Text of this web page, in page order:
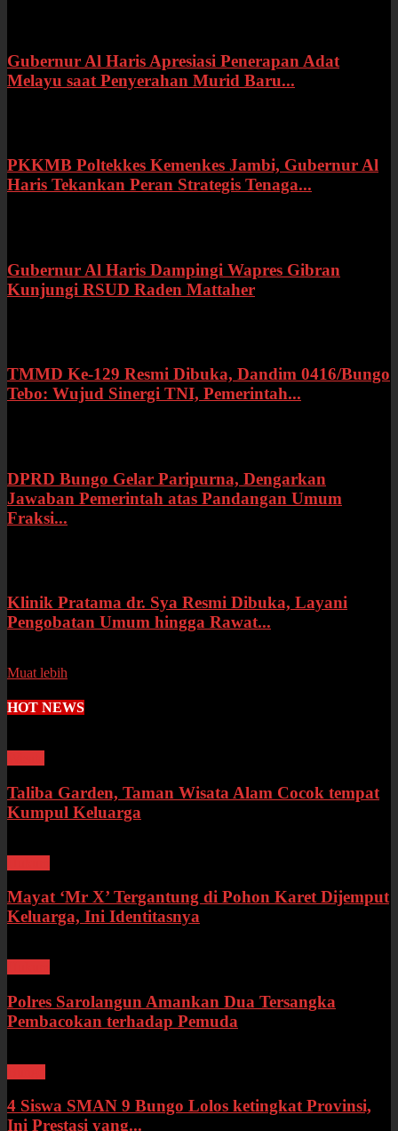
Gubernur Al Haris Apresiasi Penerapan Adat
Melayu saat Penyerahan Murid Baru...
PKKMB Poltekkes Kemenkes Jambi, Gubernur Al
Haris Tekankan Peran Strategis Tenaga...
Gubernur Al Haris Dampingi Wapres Gibran
Kunjungi RSUD Raden Mattaher
TMMD Ke-129 Resmi Dibuka, Dandim 0416/Bungo
Tebo: Wujud Sinergi TNI, Pemerintah...
DPRD Bungo Gelar Paripurna, Dengarkan
Jawaban Pemerintah atas Pandangan Umum
Fraksi...
Klinik Pratama dr. Sya Resmi Dibuka, Layani
Pengobatan Umum hingga Rawat...
Muat lebih
HOT NEWS
Taliba Garden, Taman Wisata Alam Cocok tempat
Kumpul Keluarga
Mayat ‘Mr X’ Tergantung di Pohon Karet Dijemput
Keluarga, Ini Identitasnya
Polres Sarolangun Amankan Dua Tersangka
Pembacokan terhadap Pemuda
4 Siswa SMAN 9 Bungo Lolos ketingkat Provinsi,
Ini Prestasi yang...